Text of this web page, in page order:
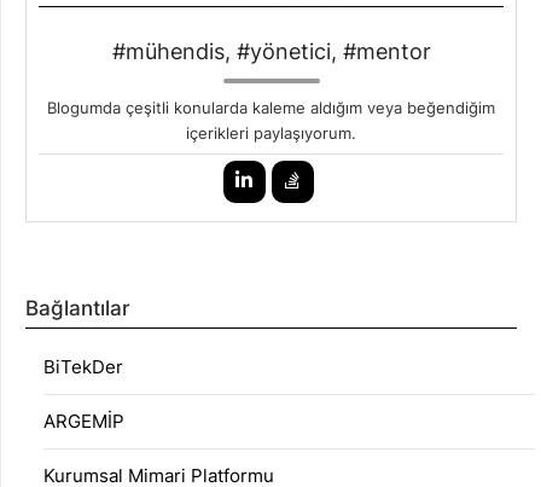
#mühendis, #yönetici, #mentor
Blogumda çeşitli konularda kaleme aldığım veya beğendiğim
içerikleri paylaşıyorum.
Bağlantılar
BiTekDer
ARGEMİP
Kurumsal Mimari Platformu